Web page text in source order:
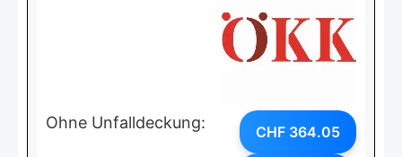
Ohne Unfalldeckung: CHF 364.05